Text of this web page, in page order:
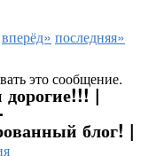
вперёд» последняя»
это сообщение.
|
блог! |